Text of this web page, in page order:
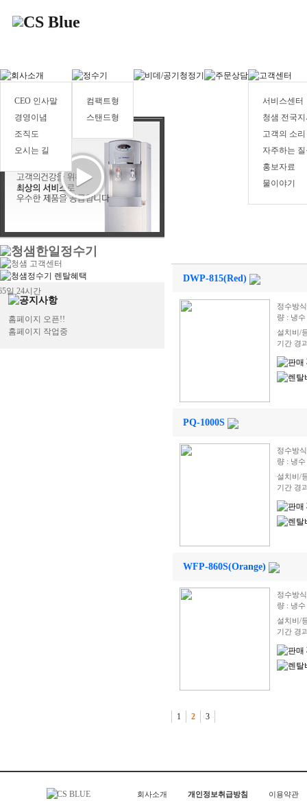
CEO 인사말
경영이념
조직도
오시는 길
컴팩트형
스탠드형
서비스센터
청샘 전국
고객의 소리
자주하는
홍보자료
물이야기
홈페이지 오픈!!
홈페이지 작업중
DWP-815(Red)
정수방
량 : 냉수
설치비/
기간 경
PQ-1000S
정수방
량 : 냉수
설치비/
기간 경
WFP-860S(Orange)
정수방
량 : 냉수
설치비/
기간 경
1 2 3
회사소개 개인정보취급방침 이용약관